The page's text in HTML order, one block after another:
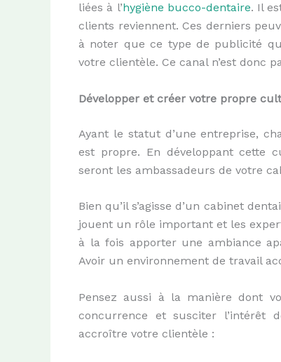
liées à l’hygiène bucco-dentaire. Il
clients reviennent. Ces derniers
à noter que ce type de publicité
votre clientèle. Ce canal n’est donc
Développer et créer votre propre
Ayant le statut d’une entreprise,
est propre. En développant cette
seront les ambassadeurs de votre
Bien qu’il s’agisse d’un cabinet
jouent un rôle important et les
à la fois apporter une ambiance
Avoir un environnement de travail
Pensez aussi à la manière dont
concurrence et susciter l’intérêt
accroître votre clientèle :